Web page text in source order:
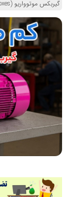
گیربکس موتوواریو (motovario-gearboxes)